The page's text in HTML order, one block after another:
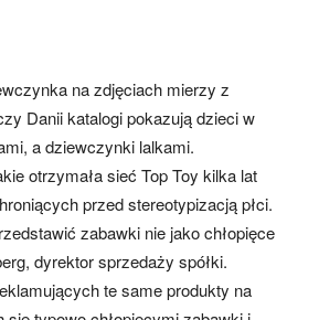
na zdjęciach mierzy z
Danii katalogi pokazują dzieci w
a dziewczynki lalkami.
otrzymała sieć Top Toy kilka lat
przed stereotypizacją płci.
zabawki nie jako chłopięce
dyrektor sprzedaży spółki.
te same produkty na